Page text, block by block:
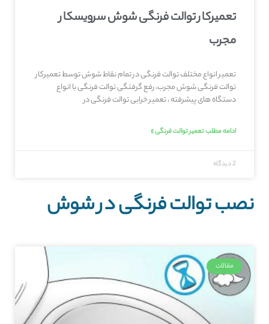
تعمیرکار توالت فرنگی شوش سرویسکار
مجرب
تعمیر انواع مختلف توالت فرنگی در تمام نقاط شوش توسط تعمیرکار
توالت فرنگی شوش مجرب، رفع گرفتگی توالت فرنگی با انواع
دستگاه های پیشرفته ، تعمیر خرابی توالت فرنگی در
ادامه مطلب تعمیر توالت فرنگی »
2 دیدگاه
نصب توالت فرنگی در شوش
مقالات